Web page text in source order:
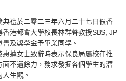
禮於二零二三年六月二十七日假香
港都會大學校長林群聲教授SBS, JP
及獎學金予畢業同學。
蓮女士致辭時表示保良局屬校在推
不遺餘力，務求發掘各個學生的潛
生觀。